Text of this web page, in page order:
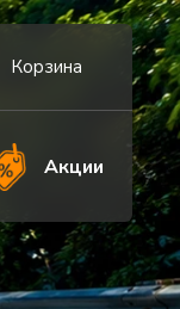
Корзина
Акции